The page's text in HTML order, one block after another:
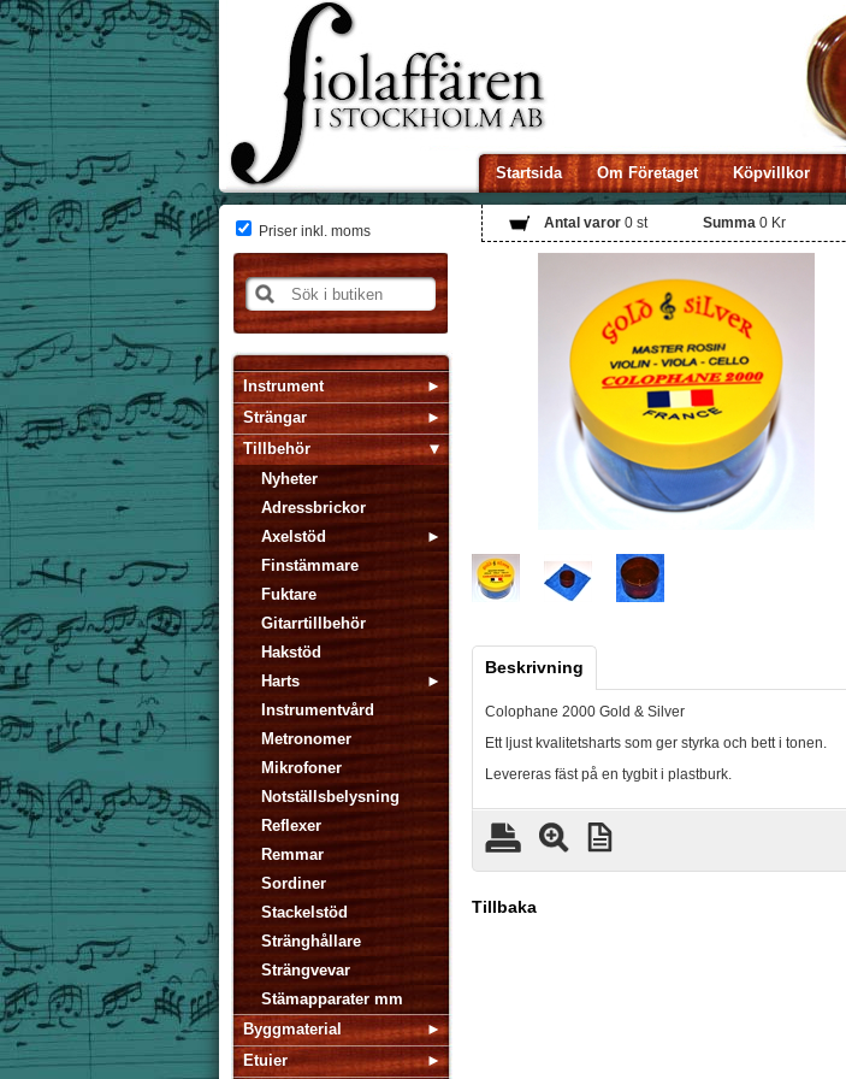
Startsida Om Företaget Köpvillkor
Antal varor 0 st Summa 0 Kr
Priser inkl. moms
Instrument
Strängar
Tillbehör
Nyheter
Adressbrickor
Axelstöd
Finstämmare
Fuktare
Gitarrtillbehör
Hakstöd
Harts
Instrumentvård
Metronomer
Mikrofoner
Notställsbelysning
Reflexer
Remmar
Sordiner
Stackelstöd
Stränghållare
Strängvevar
Stämapparater mm
Byggmaterial
Etuier
Beskrivning
Colophane 2000 Gold & Silver
Ett ljust kvalitetsharts som ger styrka och bett i tonen.
Levereras fäst på en tygbit i plastburk.
Tillbaka